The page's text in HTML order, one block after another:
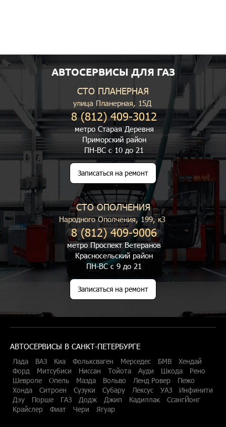
АВТОСЕРВИСЫ ДЛЯ ГАЗ
СТО ПЛАНЕРНАЯ
улица Планерная, 15Д
8 (812) 409-3012
метро Старая Деревня
Приморский район
ПН-ВС с 10 до 21
Записаться на ремонт
СТО ОПОЛЧЕНИЯ
Народного Ополчения, 199, к3
8 (812) 409-9006
метро Проспект Ветеранов
Красносельский район
ПН-ВС с 9 до 21
Записаться на ремонт
АВТОСЕРВИСЫ В САНКТ-ПЕТЕРБУРГЕ
Лада ВАЗ Киа Фольксваген Мерседес БМВ
Хендай
Форд
Митсубиси Ниссан Тойота Ауди Шкода
Рено
Шевроле
Опель Мазда Вольво Ленд Ровер
Пежо
Хонда
Ситроен Сузуки Субару Лексус УАЗ
Инфинити
Дэу
Порше ГАЗ Додж Джип Кадиллак
СсангЙонг
Крайслер
Фиат Чери Ягуар